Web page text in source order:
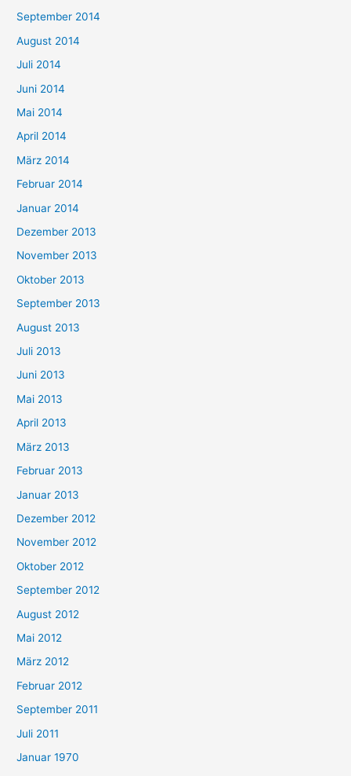
September 2014
August 2014
Juli 2014
Juni 2014
Mai 2014
April 2014
März 2014
Februar 2014
Januar 2014
Dezember 2013
November 2013
Oktober 2013
September 2013
August 2013
Juli 2013
Juni 2013
Mai 2013
April 2013
März 2013
Februar 2013
Januar 2013
Dezember 2012
November 2012
Oktober 2012
September 2012
August 2012
Mai 2012
März 2012
Februar 2012
September 2011
Juli 2011
Januar 1970